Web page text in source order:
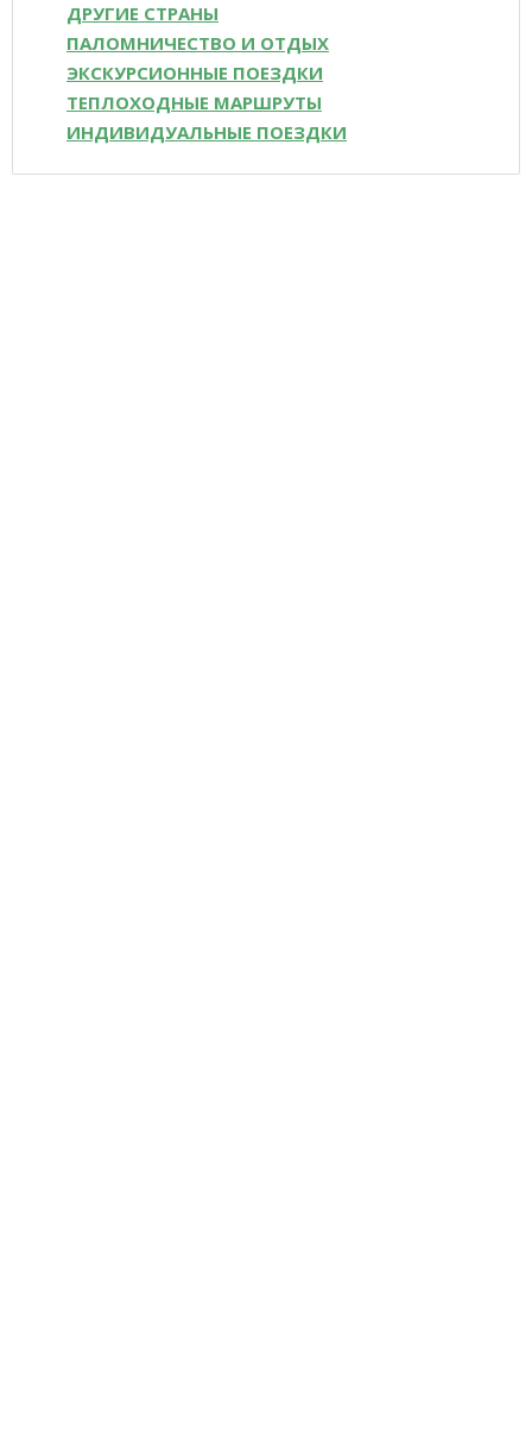
ДРУГИЕ СТРАНЫ
ПАЛОМНИЧЕСТВО И ОТДЫХ
ЭКСКУРСИОННЫЕ ПОЕЗДКИ
ТЕПЛОХОДНЫЕ МАРШРУТЫ
ИНДИВИДУАЛЬНЫЕ ПОЕЗДКИ